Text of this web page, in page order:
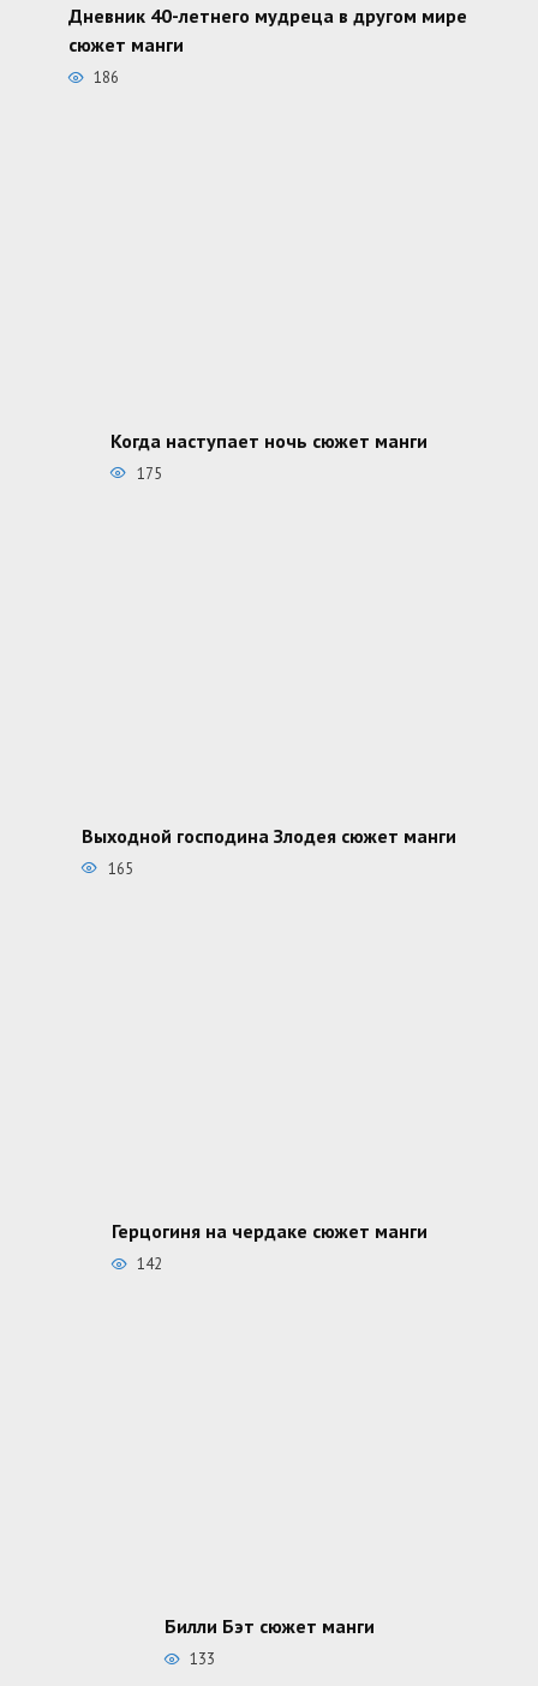
Дневник 40-летнего мудреца в другом мире
сюжет манги
186
Когда наступает ночь сюжет манги
175
Выходной господина Злодея сюжет манги
165
Герцогиня на чердаке сюжет манги
142
Билли Бэт сюжет манги
133